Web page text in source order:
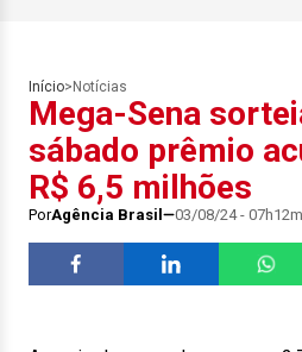
Início> Notícias
Mega-Sena
sábado prêmio
R$ 6,5 milhões
PorAgência Brasil 03/08/24 -